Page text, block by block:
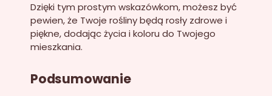
Dzięki tym prostym wskazówkom, możesz być
pewien, że Twoje rośliny będą rosły zdrowe i
piękne, dodając życia i koloru do Twojego
mieszkania.
Podsumowanie